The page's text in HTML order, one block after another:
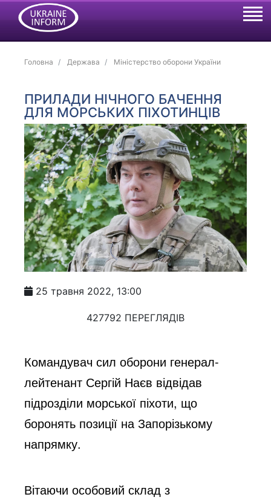
Головна Держава Міністерство оборони України
ПРИЛАДИ НІЧНОГО БАЧЕННЯ
ДЛЯ МОРСЬКИХ ПІХОТИНЦІВ
25 травня 2022, 13:00
427792 ПЕРЕГЛЯДІВ
Командувач сил оборони генерал-
лейтенант Сергій Наєв відвідав
підрозділи морської піхоти, що
боронять позиції на Запорізькому
напрямку.
Вітаючи особовий склад з